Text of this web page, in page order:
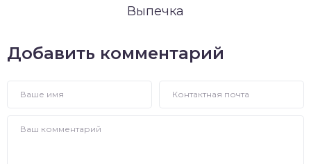
Выпечка
Добавить комментарий